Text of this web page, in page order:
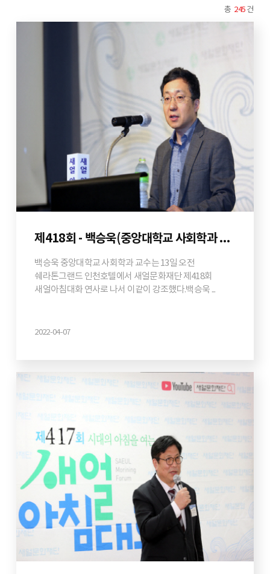
총 245 건
제418회 - 백승욱(중앙대학교 사회학과 교수)
백승욱 중앙대학교 사회학과 교수는 13일 오전
쉐라톤그랜드 인천호텔에서 새얼문화재단 제418회
새얼아침대화 연사로 나서 이같이 강조했다.백승욱 ...
2022-04-07